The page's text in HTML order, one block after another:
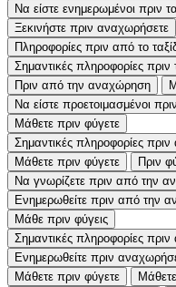
Να είστε ενημερωμένοι πριν
Ξεκινήστε πριν αναχωρήσετε
Πληροφορίες πριν από το
Σημαντικές πληροφορίες
Πριν από την αναχώρηση
Να είστε προετοιμασμένοι
Μάθετε πριν φύγετε
Σημαντικές πληροφορίες
Μάθετε πριν φύγετε
Πριν
Να γνωρίζετε πριν από την
Ενημερωθείτε πριν από την
Μάθε πριν φύγεις
Σημαντικές πληροφορίες
Ενημερωθείτε πριν
Μάθετε πριν φύγετε